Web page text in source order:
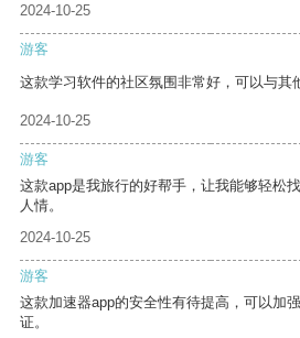
2024-10-25
游客
这款学习软件的社区氛围非常好，可以与其
2024-10-25
游客
这款app是我旅行的好帮手，让我能够轻松
人情。
2024-10-25
游客
这款加速器app的安全性有待提高，可以加
证。